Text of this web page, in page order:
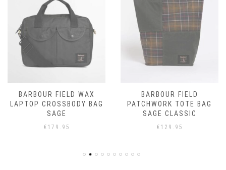
BARBOUR FIELD WAX
LAPTOP CROSSBODY BAG
SAGE
€ 179.95
BARBOUR FIELD
PATCHWORK TOTE BAG
SAGE CLASSIC
€ 129.95